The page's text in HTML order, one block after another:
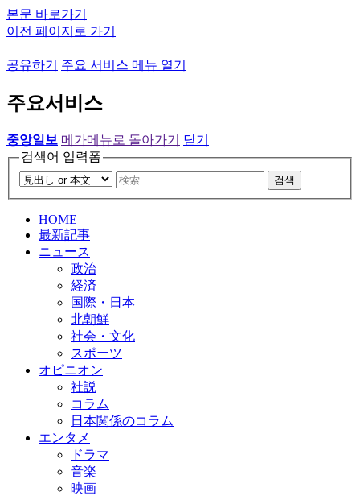
본문 바로가기
이전 페이지로 가기
공유하기 주요 서비스 메뉴 열기
주요서비스
중앙일보 메가메뉴로 돌아가기
닫기
검색어 입력폼
검색
HOME
最新記事
ニュース
政治
経済
国際・日本
北朝鮮
社会・文化
スポーツ
オピニオン
社説
コラム
日本関係のコラム
エンタメ
ドラマ
音楽
映画